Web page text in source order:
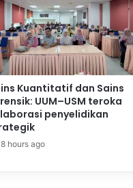
Kuantitatif dan Sains
UUM–USM teroka
penyelidikan
hours ago